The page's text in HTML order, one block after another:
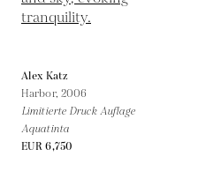
Alex Katz
Harbor, 2006
Limitierte Druck Auflage
Aquatinta
EUR 6,750